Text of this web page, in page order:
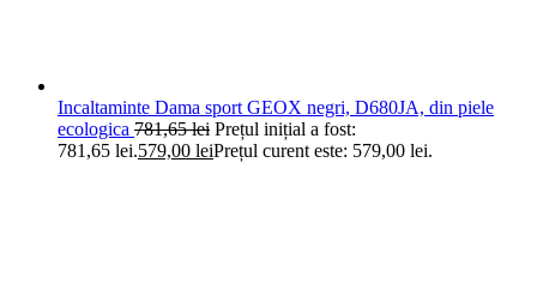
Incaltaminte Dama sport GEOX negri, D680JA, din piele
ecologica 781,65lei Prețul inițial a fost:
781,65 lei.579,00 leiPrețul curent este: 579,00 lei.